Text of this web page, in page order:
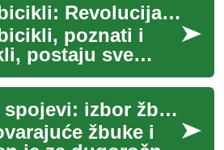
Električni bicikli: Revolucija gradskog prijevoza
poznati i
postaju sve
način prijevoza u
diljem svijeta. Ovi
Materijali i spojevi: izbor žbuke i fuga za jednostavno održavanje
žbuke i